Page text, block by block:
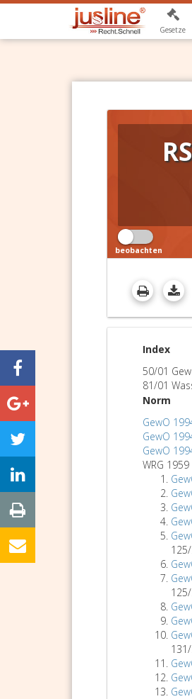
Gesetze
beobachten
Index
50/01
81/01
Norm
GewO
GewO
GewO
WRG 1959